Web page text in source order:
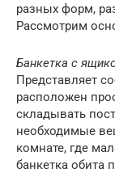
разных форм,
Рассмотрим
Банкетка с
Представляет
расположен
складывать
необходимые
комнате, где
банкетка обита